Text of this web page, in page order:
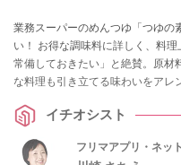
業務スーパーのめんつゆ「つゆの
い！ お得な調味料に詳しく、料
常備しておきたい」と絶賛。原材
な料理も引き立てる味わいをアレ
イチオシスト
フリマアプリ・ネッ